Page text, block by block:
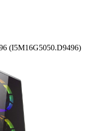
(I5M16G5050.D9496)